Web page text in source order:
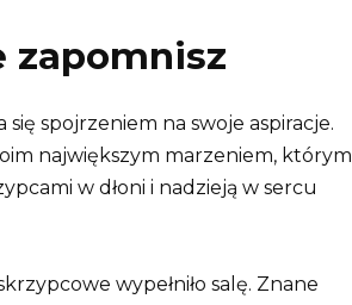
zapomnisz
się spojrzeniem na swoje aspiracje.
największym marzeniem, którym
w dłoni i nadzieją w sercu
wypełniło salę. Znane